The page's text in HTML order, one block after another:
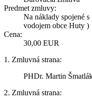
Predmet zmluvy:
Na náklady spojené
vodojem obce Huty )
Cena:
30,00 EUR
1. Zmluvná strana:
PHDr. Martin
2. Zmluvná strana: